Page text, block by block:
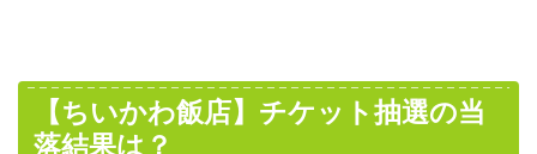
【ちいかわ飯店】チケット抽選の当
落結果は？